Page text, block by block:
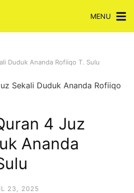
MENU
Duduk Ananda Rofiiqo T. Sulu
4 Juz
Ananda
23, 2025